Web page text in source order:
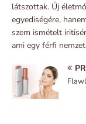
látszottak. Új
egyediségére,
szem ismételt
ami egy férfi